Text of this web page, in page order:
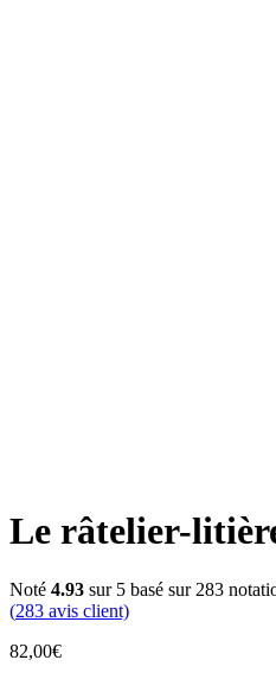
Le râtelier-
Noté 4.93 sur 5 basé sur 283
(283 avis client)
82,00€